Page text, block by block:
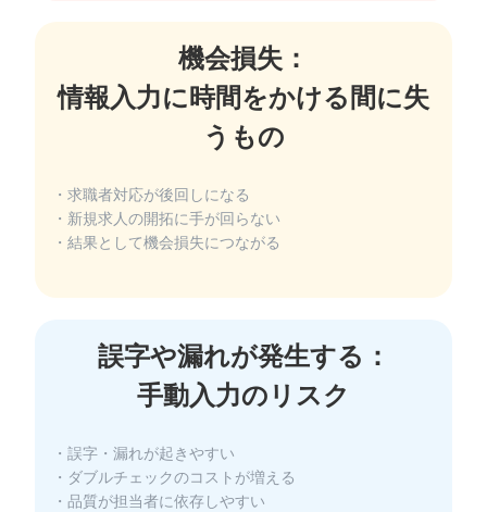
機会損失：
情報入力に時間をかける間に失
・求職者対応が後回しになる
・新規求人の開拓に手が回らない
・結果として機会損失につながる
誤字や漏れが発生する：
・誤字・漏れが起きやすい
・ダブルチェックのコストが増える
・品質が担当者に依存しやすい